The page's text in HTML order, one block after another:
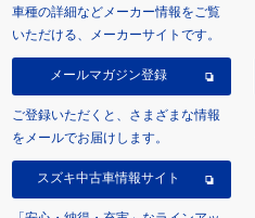
車種の詳細などメーカー情報をご覧
いただける、メーカーサイトです。
メールマガジン登録
ご登録いただくと、さまざまな情報
をメールでお届けします。
スズキ中古車情報サイト